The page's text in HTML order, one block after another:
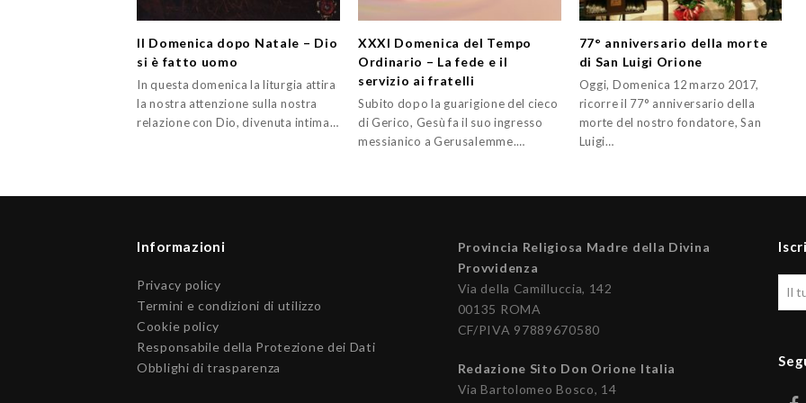
II Domenica dopo Natale – Dio
si è fatto uomo
In questa domenica la liturgia attira
la nostra attenzione sulla nostra
relazione con Dio, divenuta intima…
XXXI Domenica del Tempo
Ordinario – La fede e il
servizio ai fratelli
Subito dopo la guarigione del cieco
di Gerico, Gesù fa il suo ingresso
messianico a Gerusalemme.…
77° anniversario della morte
di San Luigi Orione
Oggi, Domenica 12 marzo 2017,
ricorre il 77° anniversario della
morte del nostro fondatore, San
Luigi…
Informazioni
Privacy policy
Termini e condizioni di utilizzo
Cookie policy
Responsabile della Protezione dei Dati
Obblighi di trasparenza
Provincia Religiosa Madre della Divina
Provvidenza
Via della Camilluccia, 142
00135 ROMA
CF/PIVA 97889670580
Redazione Sito Don Orione Italia
Via Bartolomeo Bosco, 14